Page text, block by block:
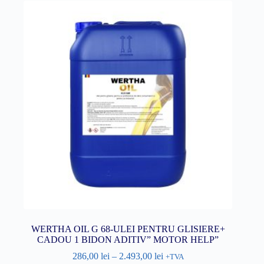
WERTHA OIL G 68-ULEI PENTRU GLISIERE+
CADOU 1 BIDON ADITIV” MOTOR HELP”
286,00 lei – 2.493,00 lei +TVA